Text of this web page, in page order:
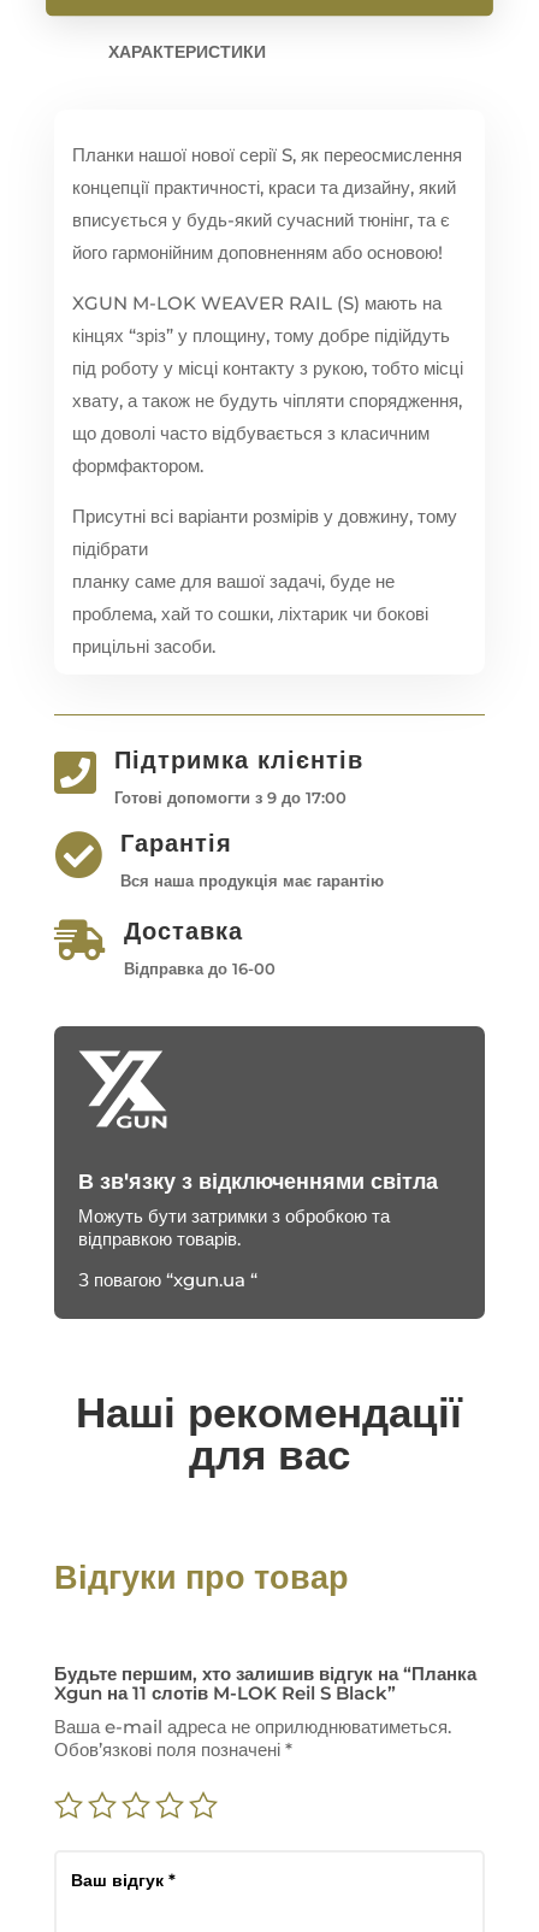
ХАРАКТЕРИСТИКИ
Планки нашої нової серії S, як переосмислення
концепції практичності, краси та дизайну, який
вписується у будь-який сучасний тюнінг, та є
його гармонійним доповненням або основою!
XGUN M-LOK WEAVER RAIL (S) мають на
кінцях “зріз” у площину, тому добре підійдуть
під роботу у місці контакту з рукою, тобто місці
хвату, а також не будуть чіпляти спорядження,
що доволі часто відбувається з класичним
формфактором.
Присутні всі варіанти розмірів у довжину, тому
підібрати
планку саме для вашої задачі, буде не
проблема, хай то сошки, ліхтарик чи бокові
прицільні засоби.
 Підтримка клієнтів
Готові допомогти з 9 до 17:00
 Гарантія
Вся наша продукція має гарантію
 Доставка
Відправка до 16-00
В зв'язку з відключеннями світла
Можуть бути затримки з обробкою та
відправкою товарів.
З повагою “xgun.ua “
Наші рекомендації
для вас
Відгуки про товар
Будьте першим, хто залишив відгук на “Планка
Xgun на 11 слотів M-LOK Reil S Black”
Ваша e-mail адреса не оприлюднюватиметься.
Обов’язкові поля позначені *